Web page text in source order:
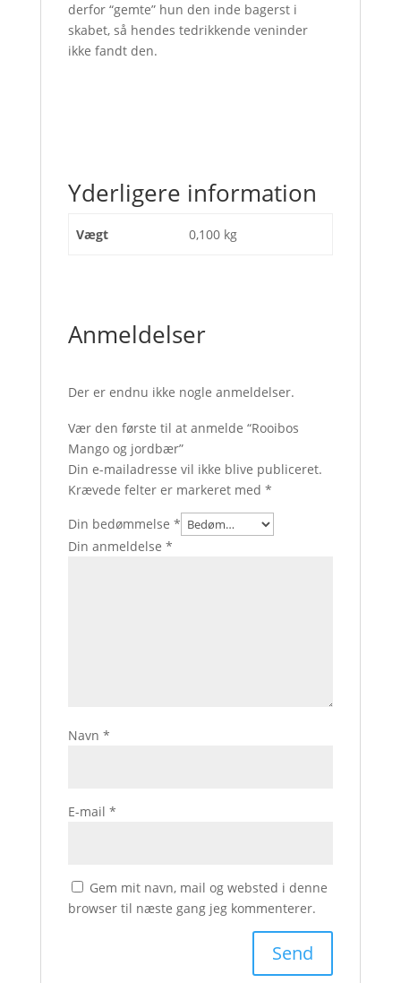
derfor “gemte” hun den inde bagerst i
skabet, så hendes tedrikkende veninder
ikke fandt den.
Yderligere information
Vægt 0,100 kg
Anmeldelser
Der er endnu ikke nogle anmeldelser.
Vær den første til at anmelde “Rooibos
Mango og jordbær”
Din e-mailadresse vil ikke blive publiceret.
Krævede felter er markeret med *
Din bedømmelse *
Din anmeldelse *
Navn *
E-mail *
Gem mit navn, mail og websted i denne
browser til næste gang jeg kommenterer.